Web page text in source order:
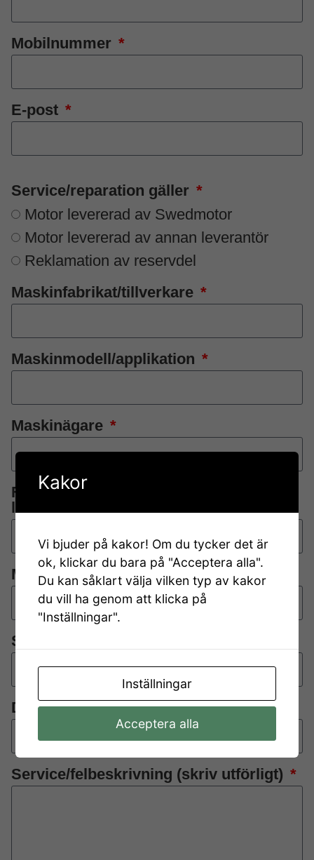
Mobilnummer
E-post
Service/reparation gäller
Motor levererad av Swedmotor
Motor levererad av annan leverantör
Reklamation av reservdel
Maskinfabrikat/tillverkare
Maskinmodell/applikation
Maskinägare
Första uppstart (om okänt, ange
leveransdatum)
Motorbeteckning
Serienummer
Driftstimmar
Service/felbeskrivning (skriv utförligt)
Kakor
Vi bjuder på kakor! Om du tycker det är
ok, klickar du bara på "Acceptera alla".
Du kan såklart välja vilken typ av kakor
du vill ha genom att klicka på
"Inställningar".
Inställningar
Acceptera alla